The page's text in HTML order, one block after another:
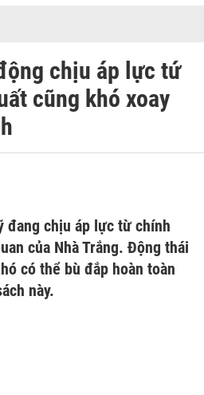
chịu áp lực tứ
cũng khó xoay
đang chịu áp lực từ chính
của Nhà Trắng. Động thái
có thể bù đắp hoàn toàn
này.